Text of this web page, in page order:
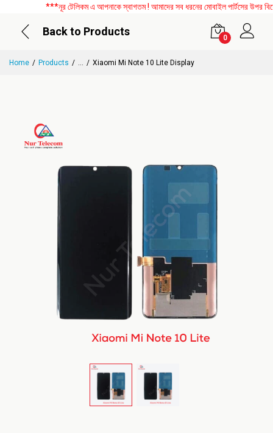
***নূর টেলিকম এ আপনাকে স্বাগতম ! আমাদের সব ধরনের মোবাইল পার্টসের উপর
Back to Products
0
Home Products ... Xiaomi Mi Note 10 Lite Display